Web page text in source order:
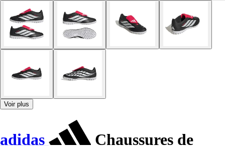
Voir plus
adidas
Chaussures de